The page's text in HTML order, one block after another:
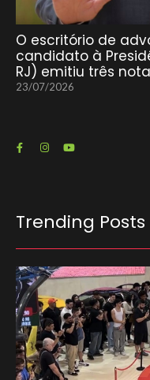
O escritório de
candidato à
RJ) emitiu três
23/07/2026
Trending Posts